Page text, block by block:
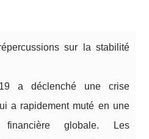
sur la stabilité
a déclenché une crise
a rapidement muté en une
globale. Les